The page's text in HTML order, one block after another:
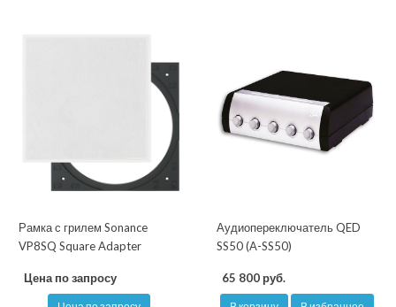
Рамка с грилем Sonance
VP8SQ Square Adapter
Цена по запросу
Аудиопереключатель QED
SS50 (A-SS50)
65 800 руб.